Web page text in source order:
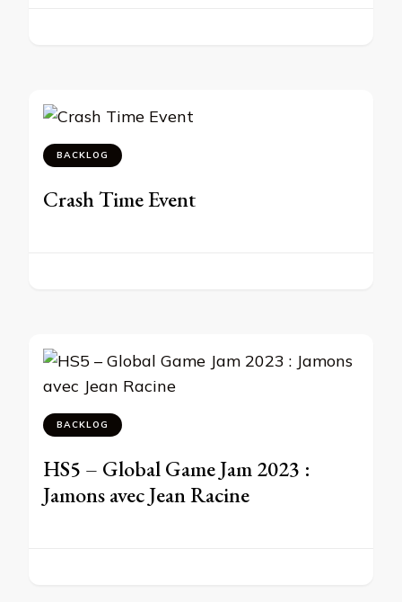
BACKLOG
Crash Time Event
BACKLOG
HS5 – Global Game Jam 2023 :
Jamons avec Jean Racine